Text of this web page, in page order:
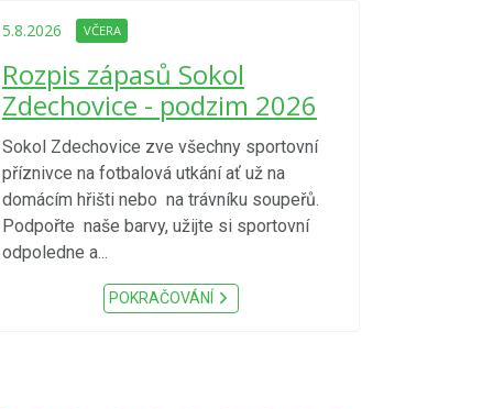
5.8.2026 VČERA
Rozpis zápasů Sokol
Zdechovice - podzim 2026
Sokol Zdechovice zve všechny sportovní
příznivce na fotbalová utkání ať už na
domácím hřišti nebo na trávníku soupeřů.
Podpořte naše barvy, užijte si sportovní
odpoledne a...
POKRAČOVÁNÍ